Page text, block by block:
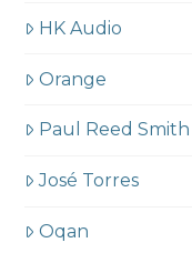
HK Audio
Orange
Paul Reed Smith
José Torres
Oqan